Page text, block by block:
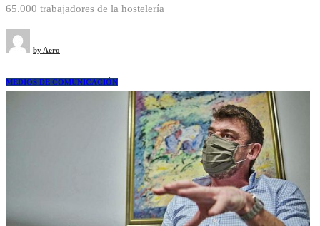
65.000 trabajadores de la hostelería
by Aero
MEDIOS DE COMUNICACIÓN